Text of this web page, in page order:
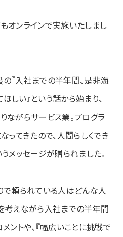
オンラインで実施いたしまし
『入社までの半年間、是非海
しい』という話から始まり、
ながらサービス業。プログラ
ってきたので、人間らしくでき
メッセージが贈られました。
で頼られている人はどんな人
考えながら入社までの半年間
ントや、『幅広いことに挑戦で